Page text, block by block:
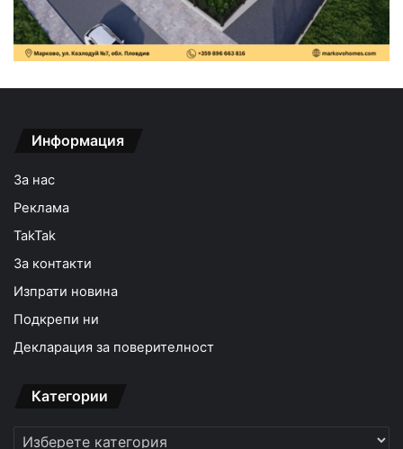
Информация
За нас
Реклама
TakTak
За контакти
Изпрати новина
Подкрепи ни
Декларация за поверителност
Категории
Категории